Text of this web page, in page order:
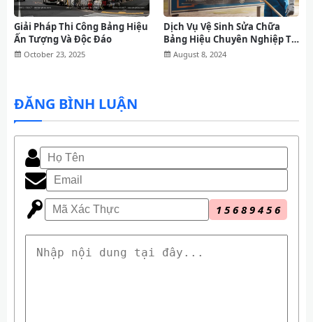
Giải Pháp Thi Công Bảng Hiệu
Ấn Tượng Và Độc Đáo
October 23, 2025
Dịch Vụ Vệ Sinh Sửa Chữa
Bảng Hiệu Chuyên Nghiệp Tại
Tp.HCM
August 8, 2024
ĐĂNG BÌNH LUẬN
1 5 6 8 9 4 5 6